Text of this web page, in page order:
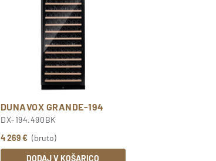
DUNAVOX GRANDE-194
DX-194.490BK
4 269 € (bruto)
DODAJ V KOŠARICO